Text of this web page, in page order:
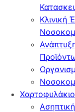
Κλινική